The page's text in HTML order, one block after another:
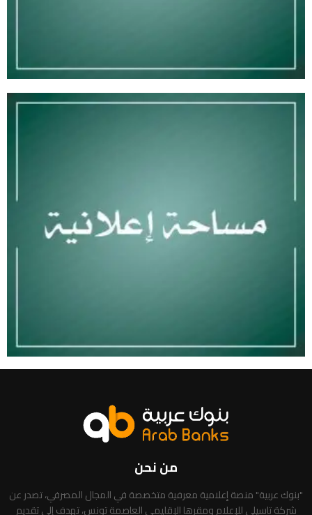
من نحن
"بنوك عربية" منصة إعلامية معرفية متخصصة في المجال المصرفي، تصدر عن
شركة تاسيلي للإعلام ومقرها الإقليمي العاصمة تونس، تهدف إلى تقديم